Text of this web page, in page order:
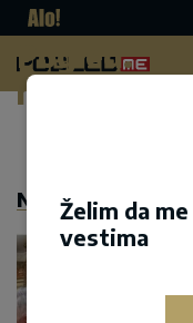
Pogled.
me
Želim da
vestima
Dodaj kao
NASLOVNA